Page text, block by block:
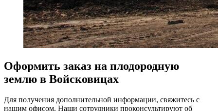
Оформить заказ на плодородную
землю в Войсковицах
Для получения дополнительной информации, свяжитесь с
нашим офисом. Наши сотрудники проконсультируют об